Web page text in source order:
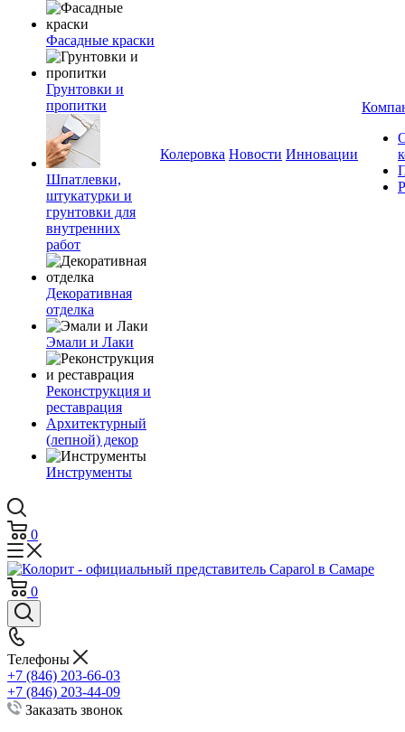
Фасадные краски
Грунтовки и
пропитки
Шпатлевки,
штукатурки и
грунтовки для
внутренних
работ
Декоративная
отделка
Эмали и Лаки
Реконструкция и
реставрация
Архитектурный
(лепной) декор
Инструменты
Колеровка Новости Инновации
0
0
Телефоны
+7 (846) 203-66-03
+7 (846) 203-44-09
Заказать звонок